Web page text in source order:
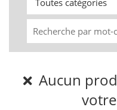
Aucun